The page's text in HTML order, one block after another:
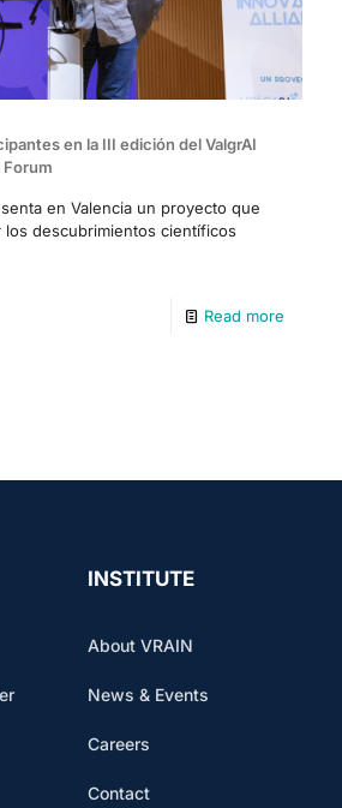
en la III edición del ValgrAI
en Valencia un proyecto que
los descubrimientos científicos
Read more
INSTITUTE
About VRAIN
News & Events
Careers
Contact